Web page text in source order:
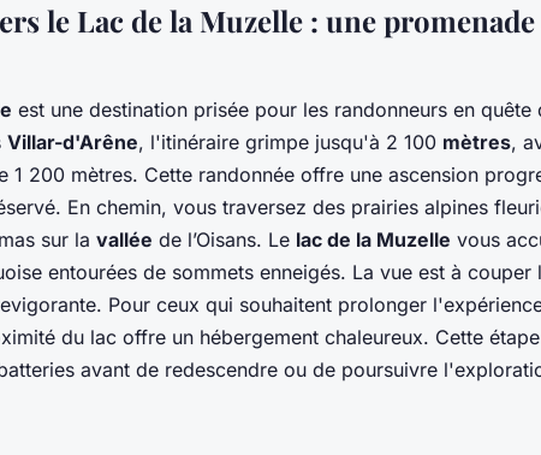
le Lac de la Muzelle : une promenade
est une destination prisée pour les randonneurs en quête
Villar-d'Arêne, l'itinéraire grimpe jusqu'à 2 100 mètres,
1 200 mètres. Cette randonnée offre une ascension
En chemin, vous traversez des prairies alpines
sur la vallée de l’Oisans. Le lac de la Muzelle vous
entourées de sommets enneigés. La vue est à couper
Pour ceux qui souhaitent prolonger
du lac offre un hébergement chaleureux. Cette
avant de redescendre ou de poursuivre